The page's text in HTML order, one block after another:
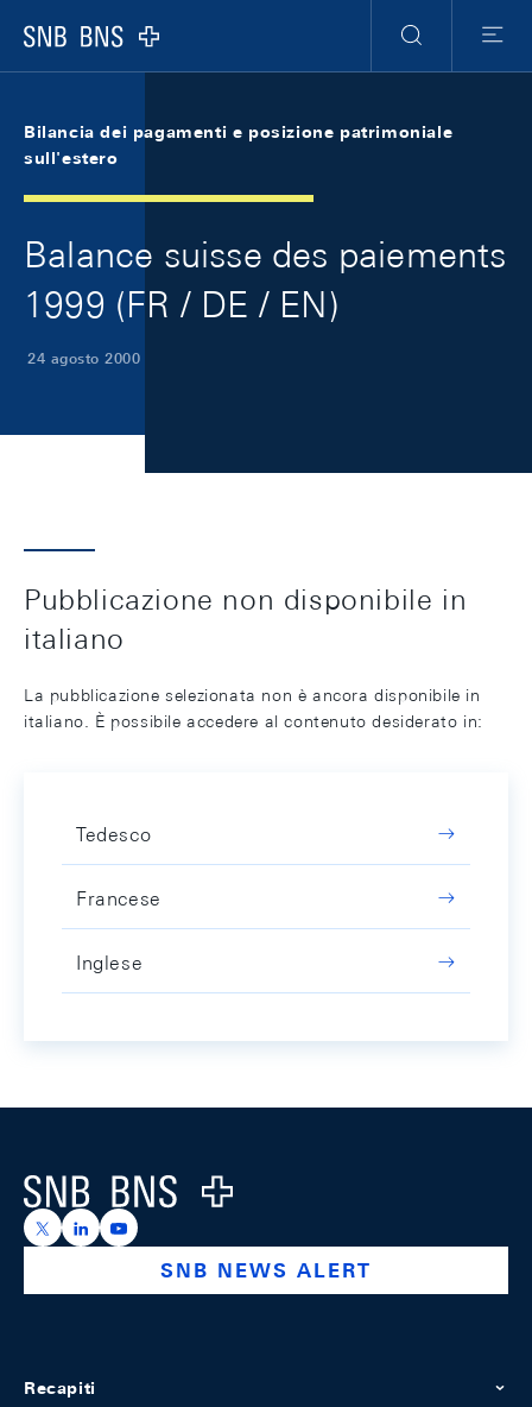
Logo
Ricerca
Menu
Bilancia dei pagamenti e posizione patrimoniale
sull'estero
Balance suisse des paiements
1999 (FR / DE / EN)
24 agosto 2000
Pubblicazione non disponibile in
italiano
La pubblicazione selezionata non è ancora disponibile in
italiano. È possibile accedere al contenuto desiderato in:
Tedesco
Francese
Inglese
Logo
https://x.com/snb_bns
https://ch.linkedin.com/company/swiss-national-
https://www.youtube.com/@swissnationalbank
SNB NEWS ALERT
Recapiti